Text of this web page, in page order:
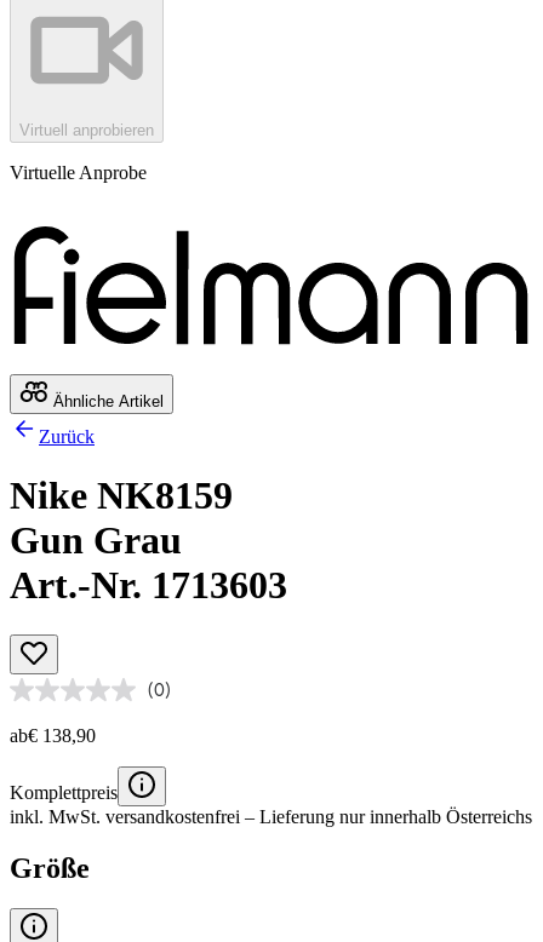
Virtuell anprobieren
Virtuelle Anprobe
Ähnliche Artikel
Zurück
Nike NK8159
Gun Grau
Art.-Nr. 1713603
(0)
ab€ 138,90
Komplettpreis
inkl. MwSt. versandkostenfrei – Lieferung nur innerhalb Österreichs
Größe